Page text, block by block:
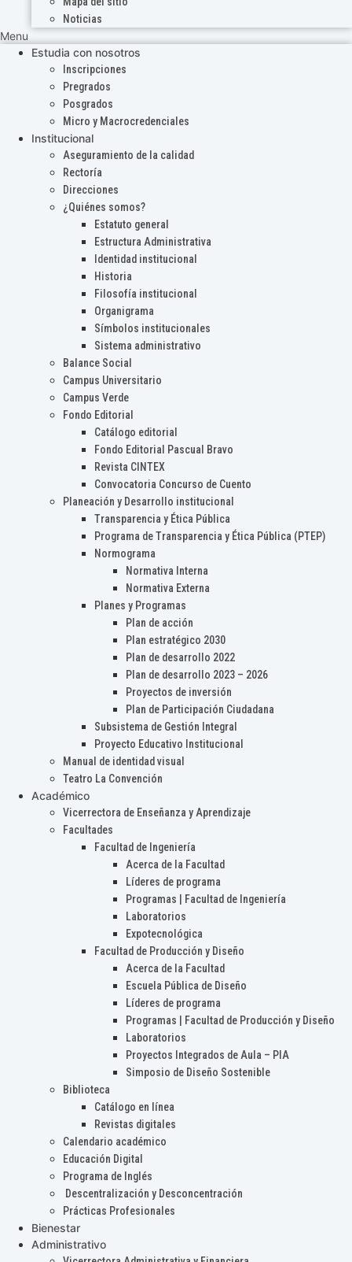
Noticias
Menu
Estudia con nosotros
Inscripciones
Pregrados
Posgrados
Micro y Macrocredenciales
Institucional
Aseguramiento de la calidad
Rectoría
Direcciones
¿Quiénes somos?
Estatuto general
Estructura Administrativa
Identidad institucional
Historia
Filosofía institucional
Organigrama
Símbolos institucionales
Sistema administrativo
Balance Social
Campus Universitario
Campus Verde
Fondo Editorial
Catálogo editorial
Fondo Editorial Pascual Bravo
Revista CINTEX
Convocatoria Concurso de Cuento
Planeación y Desarrollo institucional
Transparencia y Ética Pública
Programa de Transparencia y Ética Pública (PTEP)
Normograma
Normativa Interna
Normativa Externa
Planes y Programas
Plan de acción
Plan estratégico 2030
Plan de desarrollo 2022
Plan de desarrollo 2023 – 2026
Proyectos de inversión
Plan de Participación Ciudadana
Subsistema de Gestión Integral
Proyecto Educativo Institucional
Manual de identidad visual
Teatro La Convención
Académico
Vicerrectora de Enseñanza y Aprendizaje
Facultades
Facultad de Ingeniería
Acerca de la Facultad
Líderes de programa
Programas | Facultad de Ingeniería
Laboratorios
Expotecnológica
Facultad de Producción y Diseño
Acerca de la Facultad
Escuela Pública de Diseño
Líderes de programa
Programas | Facultad de Producción y Diseño
Laboratorios
Proyectos Integrados de Aula – PIA
Simposio de Diseño Sostenible
Biblioteca
Catálogo en línea
Revistas digitales
Calendario académico
Educación Digital
Programa de Inglés
Descentralización y Desconcentración
Prácticas Profesionales
Bienestar
Administrativo